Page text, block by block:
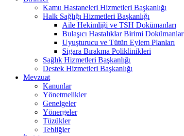
Kamu Hastaneleri Hizmetleri Başkanlığı
Halk Sağlığı Hizmetleri Başkanlığı
Aile Hekimliği ve TSH Dokümanları
Bulaşıcı Hastalıklar Birimi Dokümanlar
Uyuşturucu ve Tütün Eylem Planları
Sigara Bırakma Poliklinikleri
Sağlık Hizmetleri Başkanlığı
Destek Hizmetleri Başkanlığı
Mevzuat
Kanunlar
Yönetmelikler
Genelgeler
Yönergeler
Tüzükler
Tebliğler